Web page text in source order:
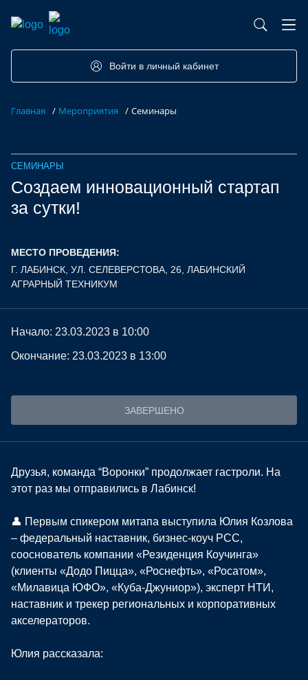
Войти в личный кабинет
Главная / Мероприятия / Семинары
СЕМИНАРЫ
Создаем инновационный стартап
за сутки!
МЕСТО ПРОВЕДЕНИЯ:
Г. ЛАБИНСК, УЛ. СЕЛЕВЕРСТОВА, 26, ЛАБИНСКИЙ
АГРАРНЫЙ ТЕХНИКУМ
Начало: 23.03.2023 в 10:00
Окончание: 23.03.2023 в 13:00
ЗАВЕРШЕНО
Друзья, команда “Воронки” продолжает гастроли. На
этот раз мы отправились в Лабинск!
👤 Первым спикером митапа выступила Юлия Козлова
– федеральный наставник, бизнес-коуч PCC,
сооснователь компании «Резиденция Коучинга»
(клиенты «Додо Пицца», «Роснефть», «Росатом»,
«Милавица ЮФО», «Куба-Джуниор»), эксперт НТИ,
наставник и трекер региональных и корпоративных
акселераторов.
Юлия рассказала: